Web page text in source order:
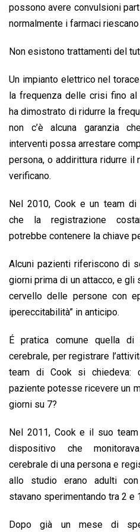
possono avere convulsioni
normalmente i farmaci
Non esistono trattamenti del
Un impianto elettrico nel
la frequenza delle crisi fino al
ha dimostrato di ridurre la
non c’è alcuna garanzia
interventi possa arrestare
persona, o addirittura ridurre il
verificano.
Nel 2010, Cook e un team
che la registrazione
potrebbe contenere la chiave
Alcuni pazienti riferiscono di
giorni prima di un attacco, e
cervello delle persone con
ipereccitabilità” in anticipo.
É pratica comune quella di
cerebrale, per registrare
team di Cook si chiedeva:
paziente potesse ricevere un
giorni su 7?
Nel 2011, Cook e il suo
dispositivo che
cerebrale di una persona e
allo studio erano adulti
stavano sperimentando tra 2 e
Dopo già un mese di